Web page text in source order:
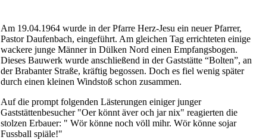
Am 19.04.1964 wurde in der Pfarre Herz-Jesu ein neuer Pfarrer,
Pastor Daufenbach, eingeführt. Am gleichen Tag errichteten einige
wackere junge Männer in Dülken Nord einen Empfangsbogen.
Dieses Bauwerk wurde anschließend in der Gaststätte “Bolten”, an
der Brabanter Straße, kräftig begossen. Doch es fiel wenig später
durch einen kleinen Windstoß schon zusammen.
Auf die prompt folgenden Lästerungen einiger junger
Gaststättenbesucher "Oer könnt äver och jar nix" reagierten die
stolzen Erbauer: " Wör könne noch völl mihr. Wör könne sojar
Fussball spiäle!"